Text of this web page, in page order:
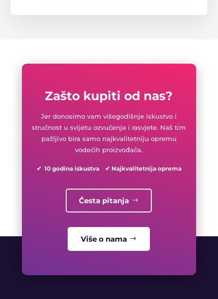
Zašto kupiti od nas?
Jer donosimo vam višegodišnje iskustvo i
stručnost u svijetu ozvučenja i rasvjete. Naš tim
pažljivo bira samo najkvalitetniju opremu
vodećih proizvođača.
✔ 10 godina iskustva ✔ Najkvalitetnija oprema
Česta pitanja
Više o nama